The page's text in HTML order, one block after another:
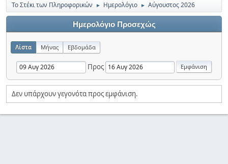
Το Στέκι των Πληροφορικών ► Ημερολόγιο ► Αύγουστος 2026
Ημερολόγιο Προσεχώς
Λίστα Μήνας Εβδομάδα
Προς
Δεν υπάρχουν γεγονότα προς εμφάνιση.